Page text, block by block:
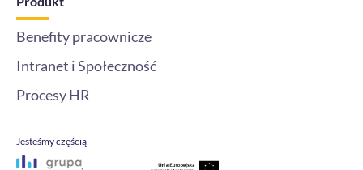
Benefity pracownicze
Intranet i Społeczność
Procesy HR
Jesteśmy częścią